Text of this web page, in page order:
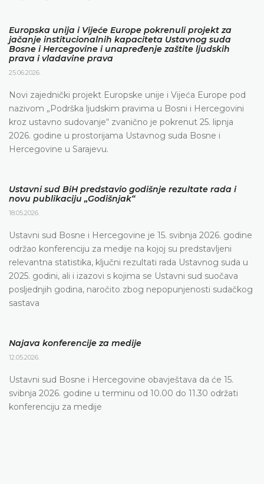
Europska unija i Vijeće Europe pokrenuli projekt za
jačanje institucionalnih kapaciteta Ustavnog suda
Bosne i Hercegovine i unapređenje zaštite ljudskih
prava i vladavine prava
25.06.2026.
Novi zajednički projekt Europske unije i Vijeća Europe pod
nazivom „Podrška ljudskim pravima u Bosni i Hercegovini
kroz ustavno sudovanje“ zvanično je pokrenut 25. lipnja
2026. godine u prostorijama Ustavnog suda Bosne i
Hercegovine u Sarajevu.
Ustavni sud BiH predstavio godišnje rezultate rada i
novu publikaciju „Godišnjak“
18.05.2026.
Ustavni sud Bosne i Hercegovine je 15. svibnja 2026. godine
održao konferenciju za medije na kojoj su predstavljeni
relevantna statistika, ključni rezultati rada Ustavnog suda u
2025. godini, ali i izazovi s kojima se Ustavni sud suočava
posljednjih godina, naročito zbog nepopunjenosti sudačkog
sastava
Najava konferencije za medije
12.05.2026.
Ustavni sud Bosne i Hercegovine obavještava da će 15.
svibnja 2026. godine u terminu od 10.00 do 11.30 održati
konferenciju za medije